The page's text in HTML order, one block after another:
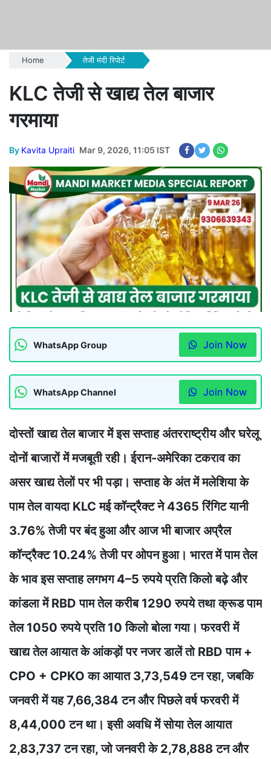
Home तेजी मंदी रिपोर्ट
KLC तेजी से खाद्य तेल बाजार
गरमाया
By Kavita Upraiti Mar 9, 2026, 11:05 IST
WhatsApp Group Join Now
WhatsApp Channel Join Now
दोस्तों खाद्य तेल बाजार में इस सप्ताह अंतरराष्ट्रीय और घरेलू
दोनों बाजारों में मजबूती रही। ईरान-अमेरिका टकराव का
असर खाद्य तेलों पर भी पड़ा। सप्ताह के अंत में मलेशिया के
पाम तेल वायदा KLC मई कॉन्ट्रैक्ट ने 4365 रिंगिट यानी
3.76% तेजी पर बंद हुआ और आज भी बाजार अप्रैल
कॉन्ट्रैक्ट 10.24% तेजी पर ओपन हुआ। भारत में पाम तेल
के भाव इस सप्ताह लगभग 4–5 रुपये प्रति किलो बढ़े और
कांडला में RBD पाम तेल करीब 1290 रुपये तथा क्रूड पाम
तेल 1050 रुपये प्रति 10 किलो बोला गया। फरवरी में
खाद्य तेल आयात के आंकड़ों पर नजर डालें तो RBD पाम +
CPO + CPKO का आयात 3,73,549 टन रहा, जबकि
जनवरी में यह 7,66,384 टन और पिछले वर्ष फरवरी में
8,44,000 टन था। इसी अवधि में सोया तेल आयात
2,83,737 टन रहा, जो जनवरी के 2,78,888 टन और